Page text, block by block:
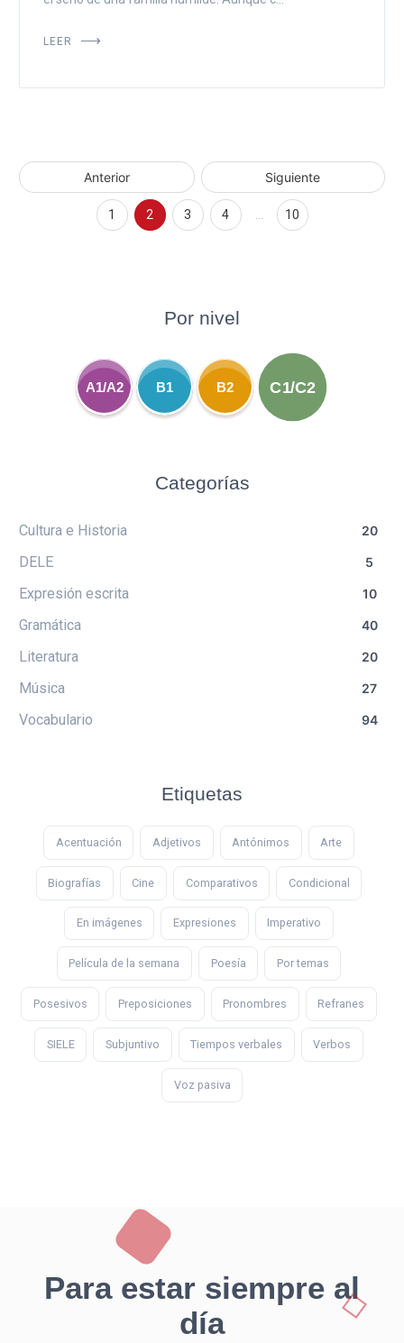
LEER
Anterior Siguiente
1 2 3 4 10
Por nivel
A1/A2 B1 B2 C1/C2
Categorías
Cultura e Historia 20
DELE 5
Expresión escrita 10
Gramática 40
Literatura 20
Música 27
Vocabulario 94
Etiquetas
Acentuación Adjetivos Antónimos Arte
Biografías Cine Comparativos Condicional
En imágenes Expresiones Imperativo
Película de la semana Poesía Por temas
Posesivos Preposiciones Pronombres Refranes
SIELE Subjuntivo Tiempos verbales Verbos
Voz pasiva
Para estar siempre al
día